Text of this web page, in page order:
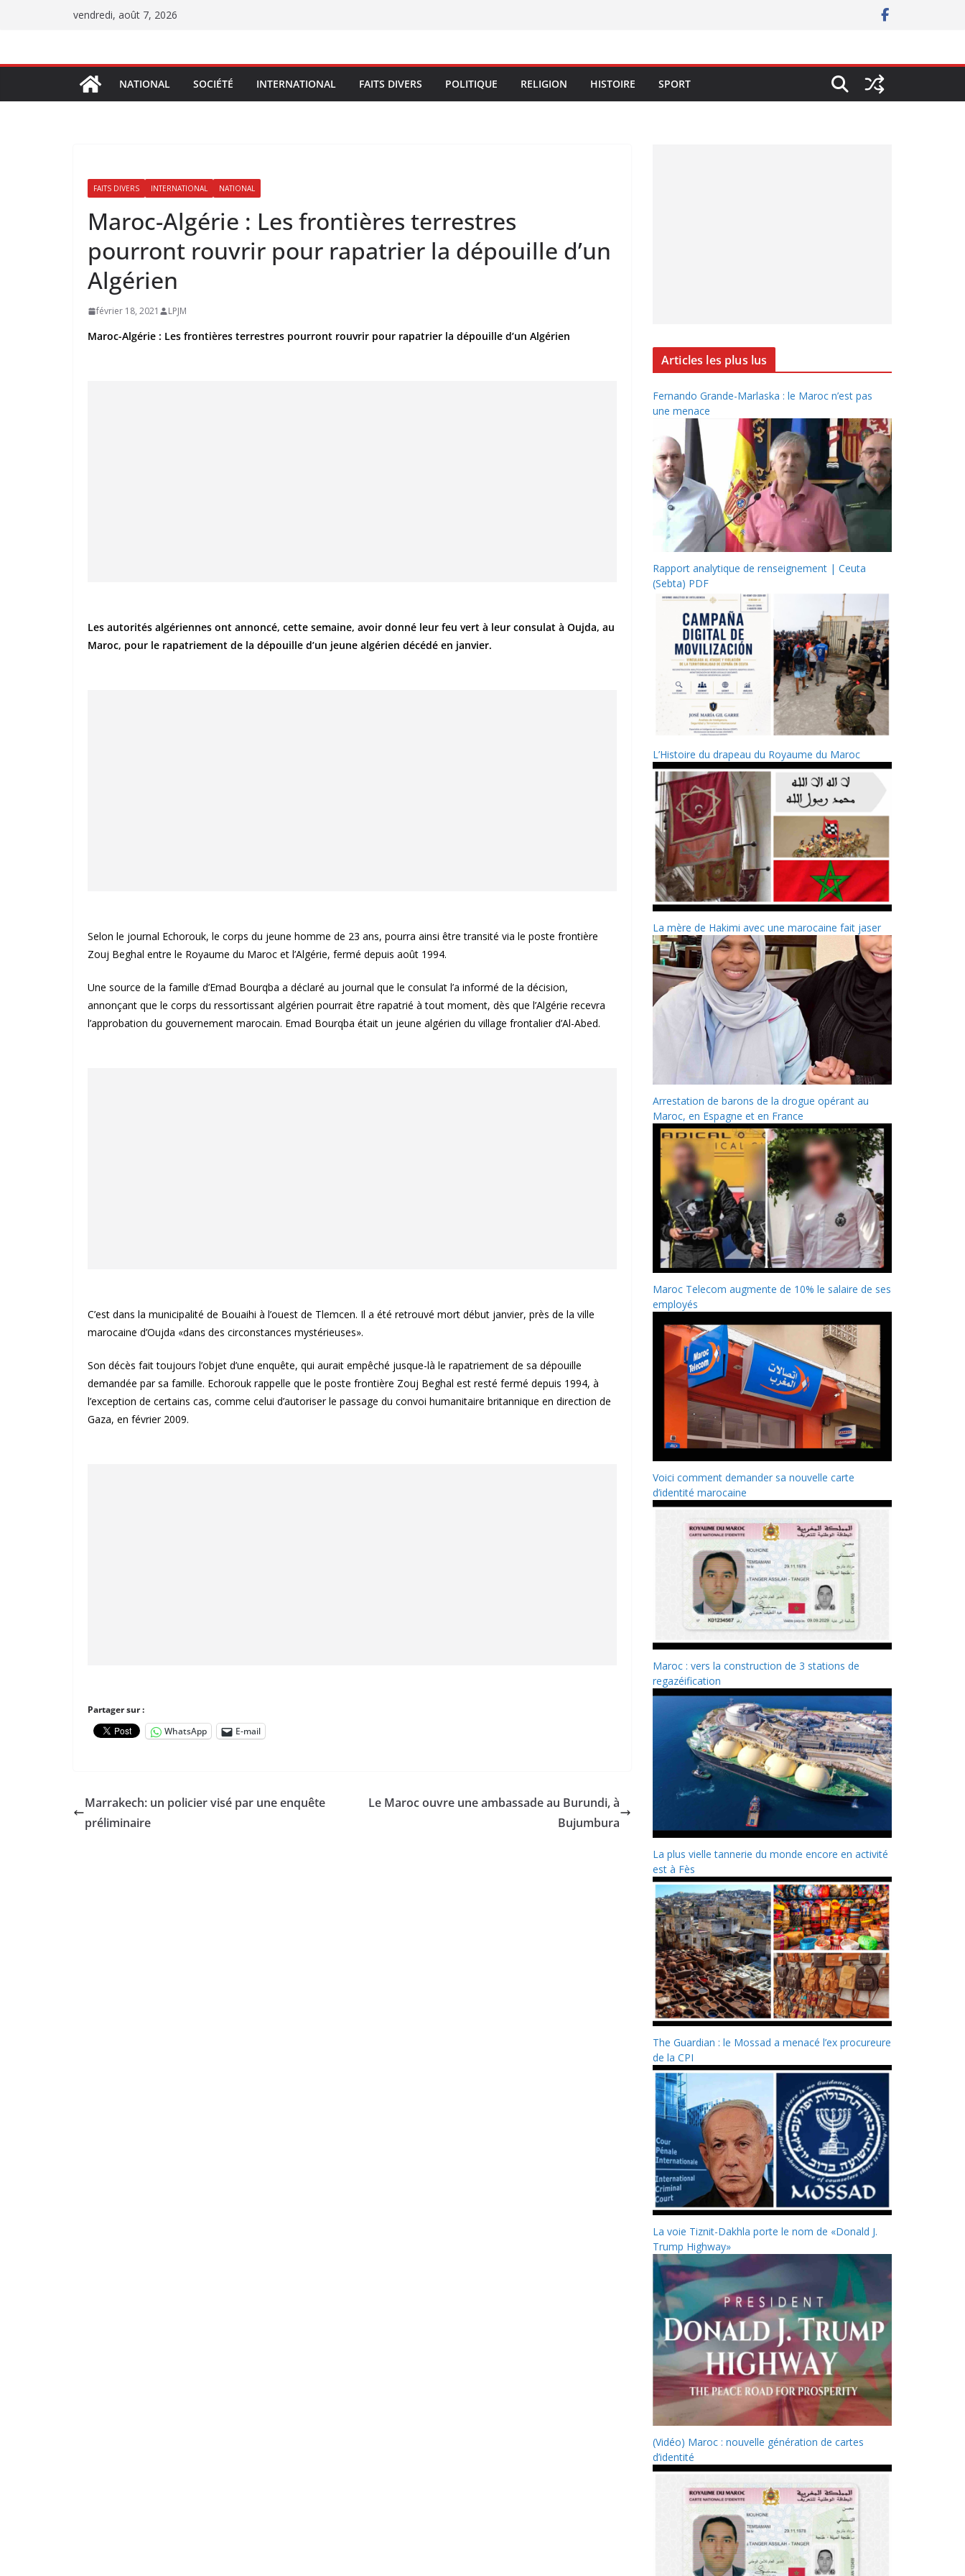
vendredi, août 7, 2026
NATIONAL SOCIÉTÉ INTERNATIONAL FAITS DIVERS POLITIQUE RELIGION HISTOIRE SPORT
FAITS DIVERS INTERNATIONAL NATIONAL
Maroc-Algérie : Les frontières terrestres
pourront rouvrir pour rapatrier la dépouille d’un
Algérien
février 18, 2021 LPJM
Maroc-Algérie : Les frontières terrestres pourront rouvrir pour rapatrier la dépouille d’un Algérien
Les autorités algériennes ont annoncé, cette semaine, avoir donné leur feu vert à leur consulat à Oujda, au
Maroc, pour le rapatriement de la dépouille d’un jeune algérien décédé en janvier.
Selon le journal Echorouk, le corps du jeune homme de 23 ans, pourra ainsi être transité via le poste frontière
Zouj Beghal entre le Royaume du Maroc et l’Algérie, fermé depuis août 1994.
Une source de la famille d’Emad Bourqba a déclaré au journal que le consulat l’a informé de la décision,
annonçant que le corps du ressortissant algérien pourrait être rapatrié à tout moment, dès que l’Algérie recevra
l’approbation du gouvernement marocain. Emad Bourqba était un jeune algérien du village frontalier d’Al-Abed.
C’est dans la municipalité de Bouaihi à l’ouest de Tlemcen. Il a été retrouvé mort début janvier, près de la ville
marocaine d’Oujda «dans des circonstances mystérieuses».
Son décès fait toujours l’objet d’une enquête, qui aurait empêché jusque-là le rapatriement de sa dépouille
demandée par sa famille. Echorouk rappelle que le poste frontière Zouj Beghal est resté fermé depuis 1994, à
l’exception de certains cas, comme celui d’autoriser le passage du convoi humanitaire britannique en direction de
Gaza, en février 2009.
Partager sur :
WhatsApp
E-mail
Marrakech: un policier visé par une enquête
préliminaire
Le Maroc ouvre une ambassade au Burundi, à
Bujumbura
Articles les plus lus
Fernando Grande-Marlaska : le Maroc n’est pas
une menace
Rapport analytique de renseignement | Ceuta
(Sebta) PDF
L’Histoire du drapeau du Royaume du Maroc
La mère de Hakimi avec une marocaine fait jaser
Arrestation de barons de la drogue opérant au
Maroc, en Espagne et en France
Maroc Telecom augmente de 10% le salaire de ses
employés
Voici comment demander sa nouvelle carte
d’identité marocaine
Maroc : vers la construction de 3 stations de
regazéification
La plus vielle tannerie du monde encore en activité
est à Fès
The Guardian : le Mossad a menacé l’ex procureure
de la CPI
La voie Tiznit-Dakhla porte le nom de «Donald J.
Trump Highway»
(Vidéo) Maroc : nouvelle génération de cartes
d’identité